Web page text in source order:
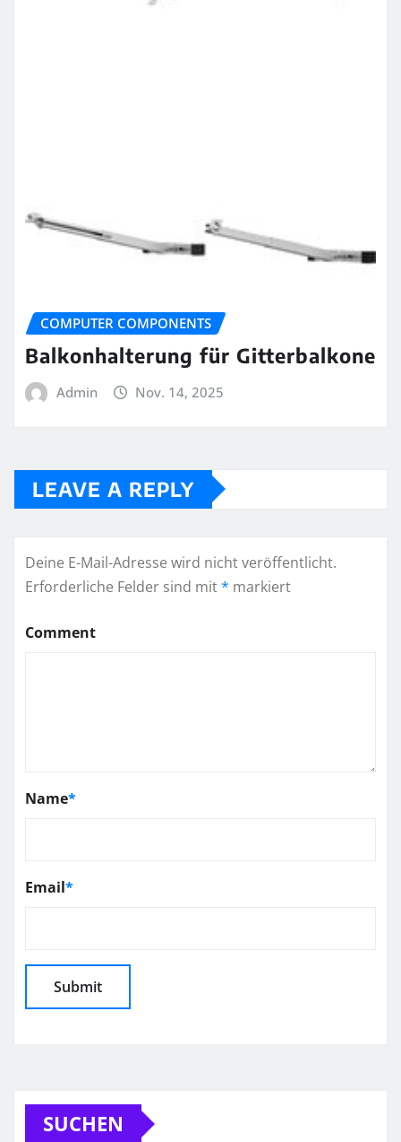
COMPUTER COMPONENTS
Balkonhalterung für Gitterbalkone
Admin Nov. 14, 2025
LEAVE A REPLY
Deine E-Mail-Adresse wird nicht veröffentlicht.
Erforderliche Felder sind mit* markiert
Comment
Name*
Email*
SUCHEN